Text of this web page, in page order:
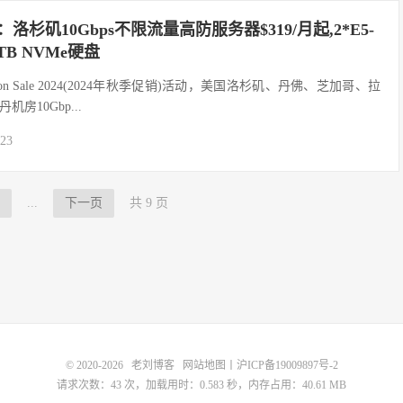
洛杉矶10Gbps不限流量高防服务器$319/月起,2*E5-
NVMe硬盘
Sale 2024(2024年秋季促销)活动，美国洛杉矶、丹佛、芝加哥、拉
机房10Gbp...
下一页 共 9 页
© 2020-2026 老刘博客 网站地图
沪ICP备19009897号-2
请求次数：43 次，加载用时：0.583 秒，内存占用：40.61 MB